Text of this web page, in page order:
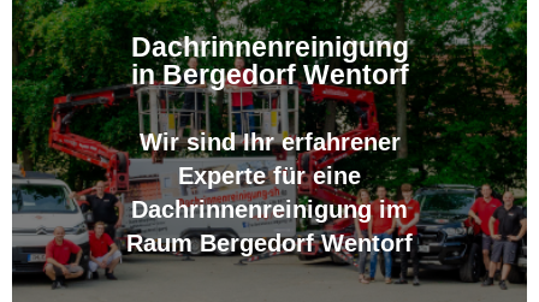
Dachrinnenreinigung
in Bergedorf Wentorf
Wir sind Ihr erfahrener
Experte für eine
Dachrinnenreinigung im
Raum Bergedorf Wentorf